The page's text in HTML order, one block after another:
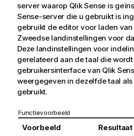
server waarop Qlik Sense is
Sense-server die u gebruikt is
gebruikt de editor voor laden
Zweedse landinstellingen voor
Deze landinstellingen voor
gerelateerd aan de taal die
gebruikersinterface van Qlik
weergegeven in dezelfde taal
gebruikt.
Functievoorbeeld
Voorbeeld Resultaat